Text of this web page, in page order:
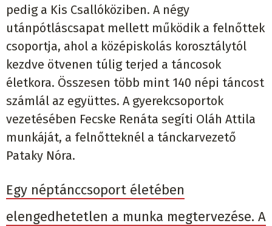
pedig a Kis Csallóköziben. A négy
utánpótláscsapat mellett működik a felnőttek
csoportja, ahol a középiskolás korosztálytól
kezdve ötvenen túlig terjed a táncosok
életkora. Összesen több mint 140 népi táncost
számlál az együttes. A gyerekcsoportok
vezetésében Fecske Renáta segíti Oláh Attila
munkáját, a felnőtteknél a tánckarvezető
Pataky Nóra.
Egy néptánccsoport életében
elengedhetetlen a munka megtervezése. A